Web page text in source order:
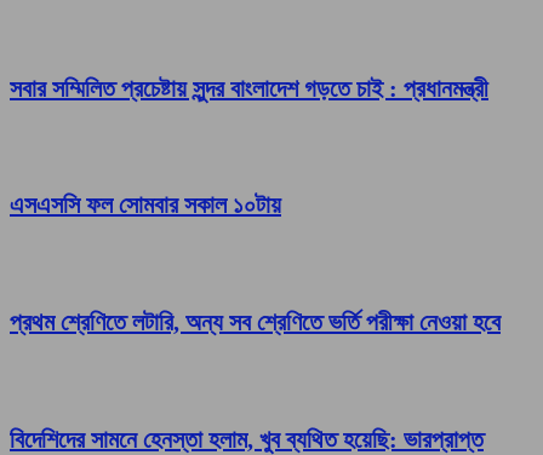
সবার সম্মিলিত প্রচেষ্টায় সুন্দর বাংলাদেশ গড়তে চাই : প্রধানমন্ত্রী
এসএসসি ফল সোমবার সকাল ১০টায়
প্রথম শ্রেণিতে লটারি, অন্য সব শ্রেণিতে ভর্তি পরীক্ষা নেওয়া হবে
বিদেশিদের সামনে হেনস্তা হলাম, খুব ব্যথিত হয়েছি: ভারপ্রাপ্ত